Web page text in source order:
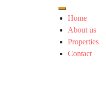
モバイル
Home
About us
Properties
Contact